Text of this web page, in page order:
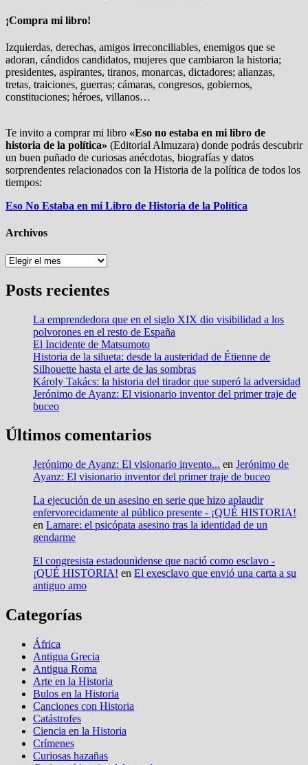
¡Compra mi libro!
Izquierdas, derechas, amigos irreconciliables, enemigos que se
adoran, cándidos candidatos, mujeres que cambiaron la historia;
presidentes, aspirantes, tiranos, monarcas, dictadores; alianzas,
tretas, traiciones, guerras; cámaras, congresos, gobiernos,
constituciones; héroes, villanos…
Te invito a comprar mi libro «Eso no estaba en mi libro de
historia de la política» (Editorial Almuzara) donde podrás descubrir
un buen puñado de curiosas anécdotas, biografías y datos
sorprendentes relacionados con la Historia de la política de todos los
tiempos:
Eso No Estaba en mi Libro de Historia de la Política
Archivos
Archivos
Posts recientes
La emprendedora que en el siglo XIX dio visibilidad a los
polvorones en el resto de España
El Incidente de Matsumoto
Historia de la silueta: desde la austeridad de Étienne de
Silhouette hasta el arte de las sombras
Károly Takács: la historia del tirador que superó la adversidad
Jerónimo de Ayanz: El visionario inventor del primer traje de
buceo
Últimos comentarios
Jerónimo de Ayanz: El visionario invento... en Jerónimo de
Ayanz: El visionario inventor del primer traje de buceo
La ejecución de un asesino en serie que hizo aplaudir
enfervorecidamente al público presente - ¡QUÉ HISTORIA!
en Lamare: el psicópata asesino tras la identidad de un
gendarme
El congresista estadounidense que nació como esclavo -
¡QUÉ HISTORIA! en El exesclavo que envió una carta a su
antiguo amo
Categorías
África
Antigua Grecia
Antigua Roma
Arte en la Historia
Bulos en la Historia
Canciones con Historia
Catástrofes
Ciencia en la Historia
Crímenes
Curiosas hazañas